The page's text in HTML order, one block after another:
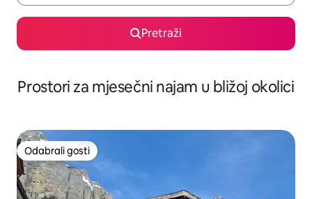
Pretraži
Prostori za mjesečni najam u bližoj okolici
Odabrali gosti
Odabrali gosti